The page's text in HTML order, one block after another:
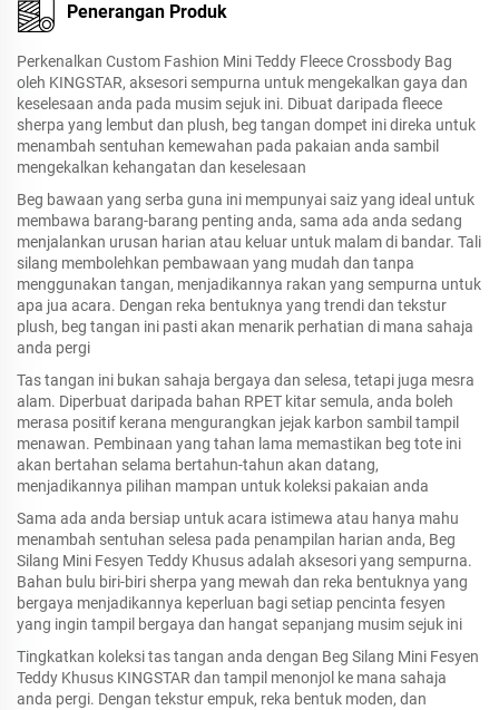
Penerangan Produk
Perkenalkan Custom Fashion Mini Teddy Fleece Crossbody Bag
oleh KINGSTAR, aksesori sempurna untuk mengekalkan gaya dan
keselesaan anda pada musim sejuk ini. Dibuat daripada fleece
sherpa yang lembut dan plush, beg tangan dompet ini direka untuk
menambah sentuhan kemewahan pada pakaian anda sambil
mengekalkan kehangatan dan keselesaan
Beg bawaan yang serba guna ini mempunyai saiz yang ideal untuk
membawa barang-barang penting anda, sama ada anda sedang
menjalankan urusan harian atau keluar untuk malam di bandar. Tali
silang membolehkan pembawaan yang mudah dan tanpa
menggunakan tangan, menjadikannya rakan yang sempurna untuk
apa jua acara. Dengan reka bentuknya yang trendi dan tekstur
plush, beg tangan ini pasti akan menarik perhatian di mana sahaja
anda pergi
Tas tangan ini bukan sahaja bergaya dan selesa, tetapi juga mesra
alam. Diperbuat daripada bahan RPET kitar semula, anda boleh
merasa positif kerana mengurangkan jejak karbon sambil tampil
menawan. Pembinaan yang tahan lama memastikan beg tote ini
akan bertahan selama bertahun-tahun akan datang,
menjadikannya pilihan mampan untuk koleksi pakaian anda
Sama ada anda bersiap untuk acara istimewa atau hanya mahu
menambah sentuhan selesa pada penampilan harian anda, Beg
Silang Mini Fesyen Teddy Khusus adalah aksesori yang sempurna.
Bahan bulu biri-biri sherpa yang mewah dan reka bentuknya yang
bergaya menjadikannya keperluan bagi setiap pencinta fesyen
yang ingin tampil bergaya dan hangat sepanjang musim sejuk ini
Tingkatkan koleksi tas tangan anda dengan Beg Silang Mini Fesyen
Teddy Khusus KINGSTAR dan tampil menonjol ke mana sahaja
anda pergi. Dengan tekstur empuk, reka bentuk moden, dan